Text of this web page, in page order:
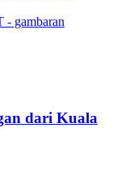
- gambaran
dari Kuala